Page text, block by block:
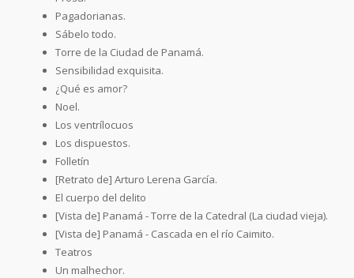
Pagadorianas.
Sábelo todo.
Torre de la Ciudad de Panamá.
Sensibilidad exquisita.
¿Qué es amor?
Noel.
Los ventrílocuos
Los dispuestos.
Folletín
[Retrato de] Arturo Lerena García.
El cuerpo del delito
[Vista de] Panamá - Torre de la Catedral (La ciudad vieja).
[Vista de] Panamá - Cascada en el río Caimito.
Teatros
Un malhechor.